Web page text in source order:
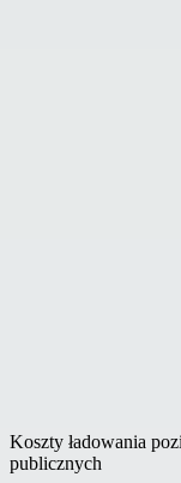
Koszty ładowania
publicznych